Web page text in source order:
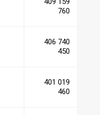
760
406 740
450
401 019
460